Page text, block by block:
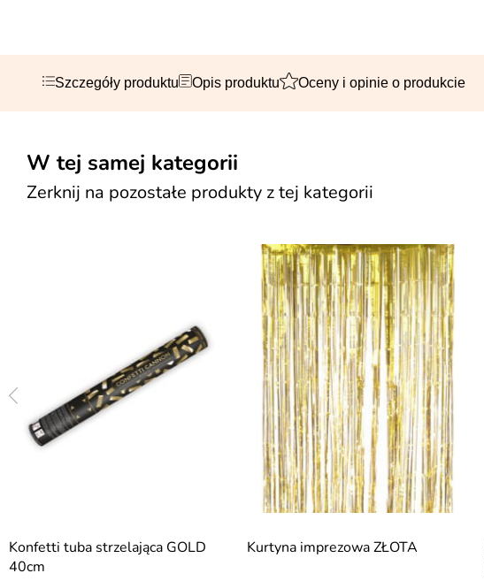
Szczegóły produktu Opis produktu Oceny i opinie o produkcie
W tej samej kategorii
Zerknij na pozostałe produkty z tej kategorii
Konfetti tuba strzelająca GOLD
40cm
Kurtyna imprezowa ZŁOTA